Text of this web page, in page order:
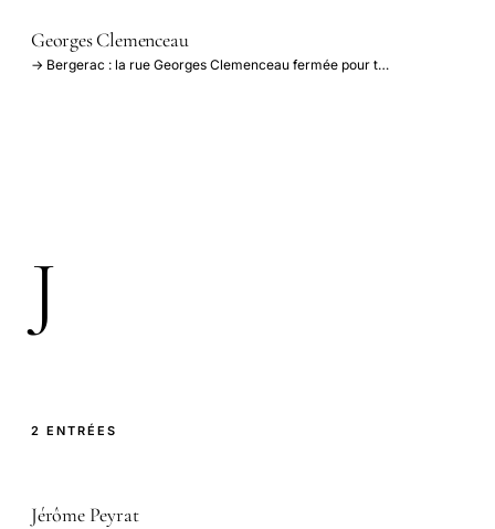
Georges Clemenceau
→ Bergerac : la rue Georges Clemenceau fermée pour t…
J
2 ENTRÉES
Jérôme Peyrat